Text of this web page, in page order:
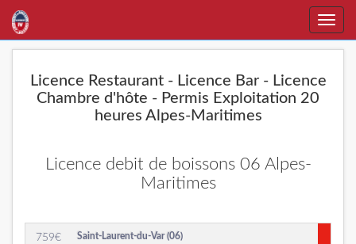
Toggle
Licence Restaurant - Licence Bar - Licence
Chambre d'hôte - Permis Exploitation 20
heures Alpes-Maritimes
Licence debit de boissons 06 Alpes-
Maritimes
759€
Saint-Laurent-du-Var (06)